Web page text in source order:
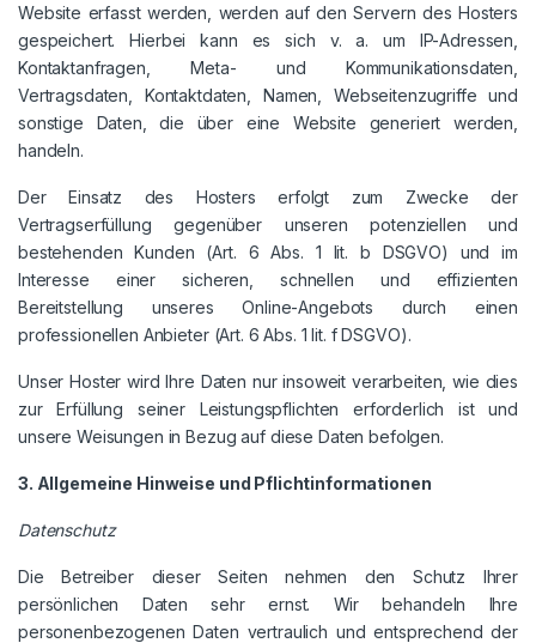
Website erfasst werden, werden auf den Servern des Hosters
gespeichert. Hierbei kann es sich v. a. um IP-Adressen,
Kontaktanfragen, Meta- und Kommunikationsdaten,
Vertragsdaten, Kontaktdaten, Namen, Webseitenzugriffe und
sonstige Daten, die über eine Website generiert werden,
handeln.
Der Einsatz des Hosters erfolgt zum Zwecke der
Vertragserfüllung gegenüber unseren potenziellen und
bestehenden Kunden (Art. 6 Abs. 1 lit. b DSGVO) und im
Interesse einer sicheren, schnellen und effizienten
Bereitstellung unseres Online-Angebots durch einen
professionellen Anbieter (Art. 6 Abs. 1 lit. f DSGVO).
Unser Hoster wird Ihre Daten nur insoweit verarbeiten, wie dies
zur Erfüllung seiner Leistungspflichten erforderlich ist und
unsere Weisungen in Bezug auf diese Daten befolgen.
3. Allgemeine Hinweise und Pflichtinformationen
Datenschutz
Die Betreiber dieser Seiten nehmen den Schutz Ihrer
persönlichen Daten sehr ernst. Wir behandeln Ihre
personenbezogenen Daten vertraulich und entsprechend der